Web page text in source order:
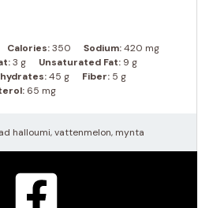
Calories:350 Sodium:420 mg
3 g Unsaturated Fat: 9 g
45 g Fiber: 5 g
65 mg
halloumi, vattenmelon, mynta